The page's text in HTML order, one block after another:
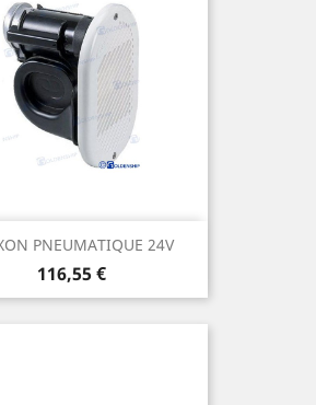
PNEUMATIQUE 24V
Prix
116,55 €